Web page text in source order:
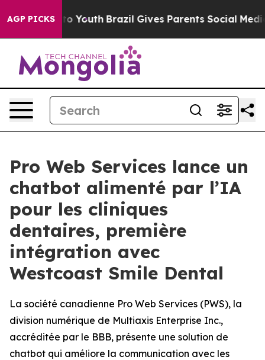
AGP PICKS
to Youth Brazil Gives Parents Social Media
Pro Web Services lance un
chatbot alimenté par l’IA
pour les cliniques
dentaires, première
intégration avec
Westcoast Smile Dental
La société canadienne Pro Web Services (PWS), la
division numérique de Multiaxis Enterprise Inc.,
accréditée par le BBB, présente une solution de
chatbot qui améliore la communication avec les